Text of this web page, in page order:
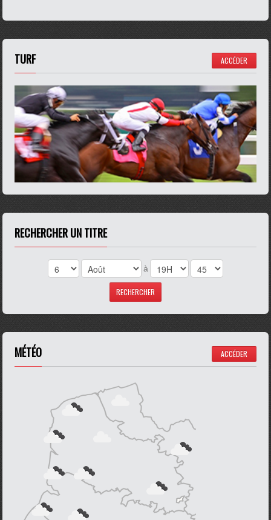
TURF ACCÉDER
RECHERCHER UN TITRE
à
MÉTÉO ACCÉDER